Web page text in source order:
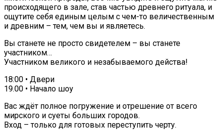
происходящего в зале, став частью древнего ритуала, и
ощутите себя единым целым с чем-то величественным
и древним – тем, чем вы и являетесь.
Вы станете не просто свидетелем – вы станете
участником…
Участником великого и незабываемого действа!
18:00 • Двери
19.00 • Начало шоу
Вас ждёт полное погружение и отрешение от всего
мирского и суеты больших городов.
Вход – только для готовых переступить черту.